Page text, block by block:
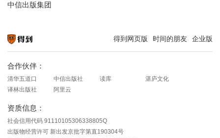
中信出版集团
得到网页版 时间的朋友 企业版
合作伙伴：
清华五道口 中信出版社 读库
湛庐文化
译林出版社
阿里云
资质信息：
社会信用代码 91110105306338805Q
出版物经营许可 新出发京批字第直190304号